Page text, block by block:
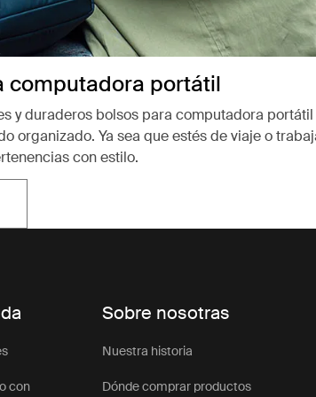
computadora portátil
y duraderos bolsos para computadora
organizado. Ya sea que estés de viaje o
con estilo.
en una nueva pestaña
con
Sobre nosotras
Nuestra historia
Dónde comprar productos